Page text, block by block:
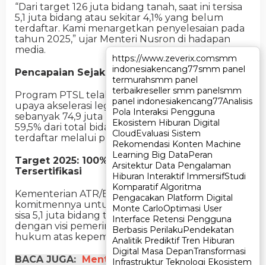
https://www.zeverix.comsmm
indonesiakencang77smm panel
termurahsmm panel
terbaikreseller smm panelsmm
panel indonesiakencang77Analisis
Pola Interaksi Pengguna
Ekosistem Hiburan Digital
CloudEvaluasi Sistem
Rekomendasi Konten Machine
Learning Big DataPeran
Arsitektur Data Pengalaman
Hiburan Interaktif ImmersifStudi
Komparatif Algoritma
Pengacakan Platform Digital
Monte CarloOptimasi User
Interface Retensi Pengguna
Berbasis PerilakuPendekatan
Analitik Prediktif Tren Hiburan
Digital Masa DepanTransformasi
Infrastruktur Teknologi Ekosistem
https://www.zeverix.comsmm
indonesiakencang77smm panel
termurahsmm panel
terbaikreseller smm panelsmm
panel indonesiakencang77Analisis
Pola Interaksi Pengguna
Ekosistem Hiburan Digital
CloudEvaluasi Sistem
Rekomendasi Konten Machine
Learning Big DataPeran
Arsitektur Data Pengalaman
Hiburan Interaktif ImmersifStudi
Komparatif Algoritma
Pengacakan Platform Digital
Monte CarloOptimasi User
Interface Retensi Pengguna
Berbasis PerilakuPendekatan
Analitik Prediktif Tren Hiburan
Digital Masa DepanTransformasi
Infrastruktur Teknologi Ekosistem
“Dari target 126 juta bidang tanah, saat ini tersisa
5,1 juta bidang atau sekitar 4,1% yang belum
terdaftar. Kami menargetkan penyelesaian pada
tahun 2025,” ujar Menteri Nusron di hadapan
media.
Pencapaian Sejak 2017
Program PTSL telah berjalan sejak 2017 sebagai
upaya akselerasi legalisasi aset. Hingga kini,
sebanyak 74,9 juta bidang tanah atau sekitar
59,5% dari total bidang tanah di Indonesia telah
terdaftar melalui program ini.
Target 2025: 100% Bidang Tanah
Tersertifikasi
Kementerian ATR/BPN menegaskan
komitmennya untuk menyelesaikan pendaftaran
sisa 5,1 juta bidang tanah pada 2025. Hal ini sejalan
dengan visi pemerintah memberikan kepastian
hukum atas kepemilikan tanah bagi masyarakat.
BACA JUGA: Menteri Nusron Tegaskan